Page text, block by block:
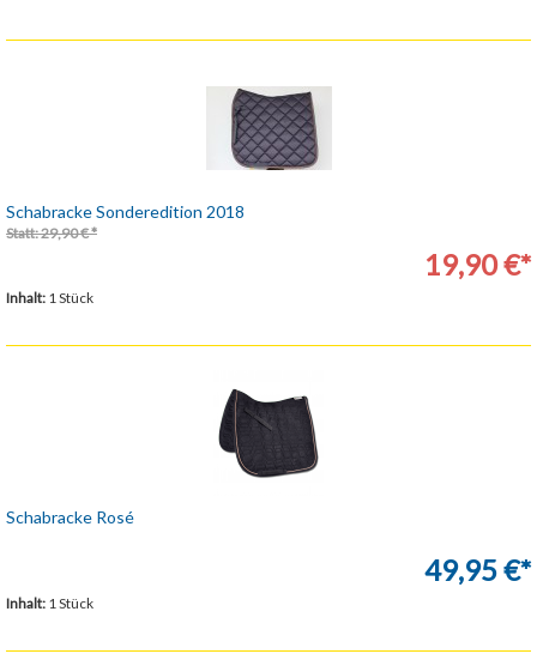
Schabracke Sonderedition 2018
Statt: 29,90 € *
19,90 €*
Inhalt: 1 Stück
Schabracke Rosé
49,95 €*
Inhalt: 1 Stück